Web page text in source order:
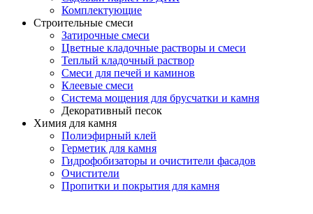
Комплектующие
Строительные смеси
Затирочные смеси
Цветные кладочные растворы и смеси
Теплый кладочный раствор
Смеси для печей и каминов
Клеевые смеси
Система мощения для брусчатки и камня
Декоративный песок
Химия для камня
Полиэфирный клей
Герметик для камня
Гидрофобизаторы и очистители фасадов
Очистители
Пропитки и покрытия для камня